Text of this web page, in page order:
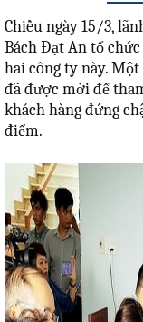
Chiều ngày 15/3,
Bách Đạt An tổ
hai công ty này.
đã được mời để
khách hàng đứng
điểm.